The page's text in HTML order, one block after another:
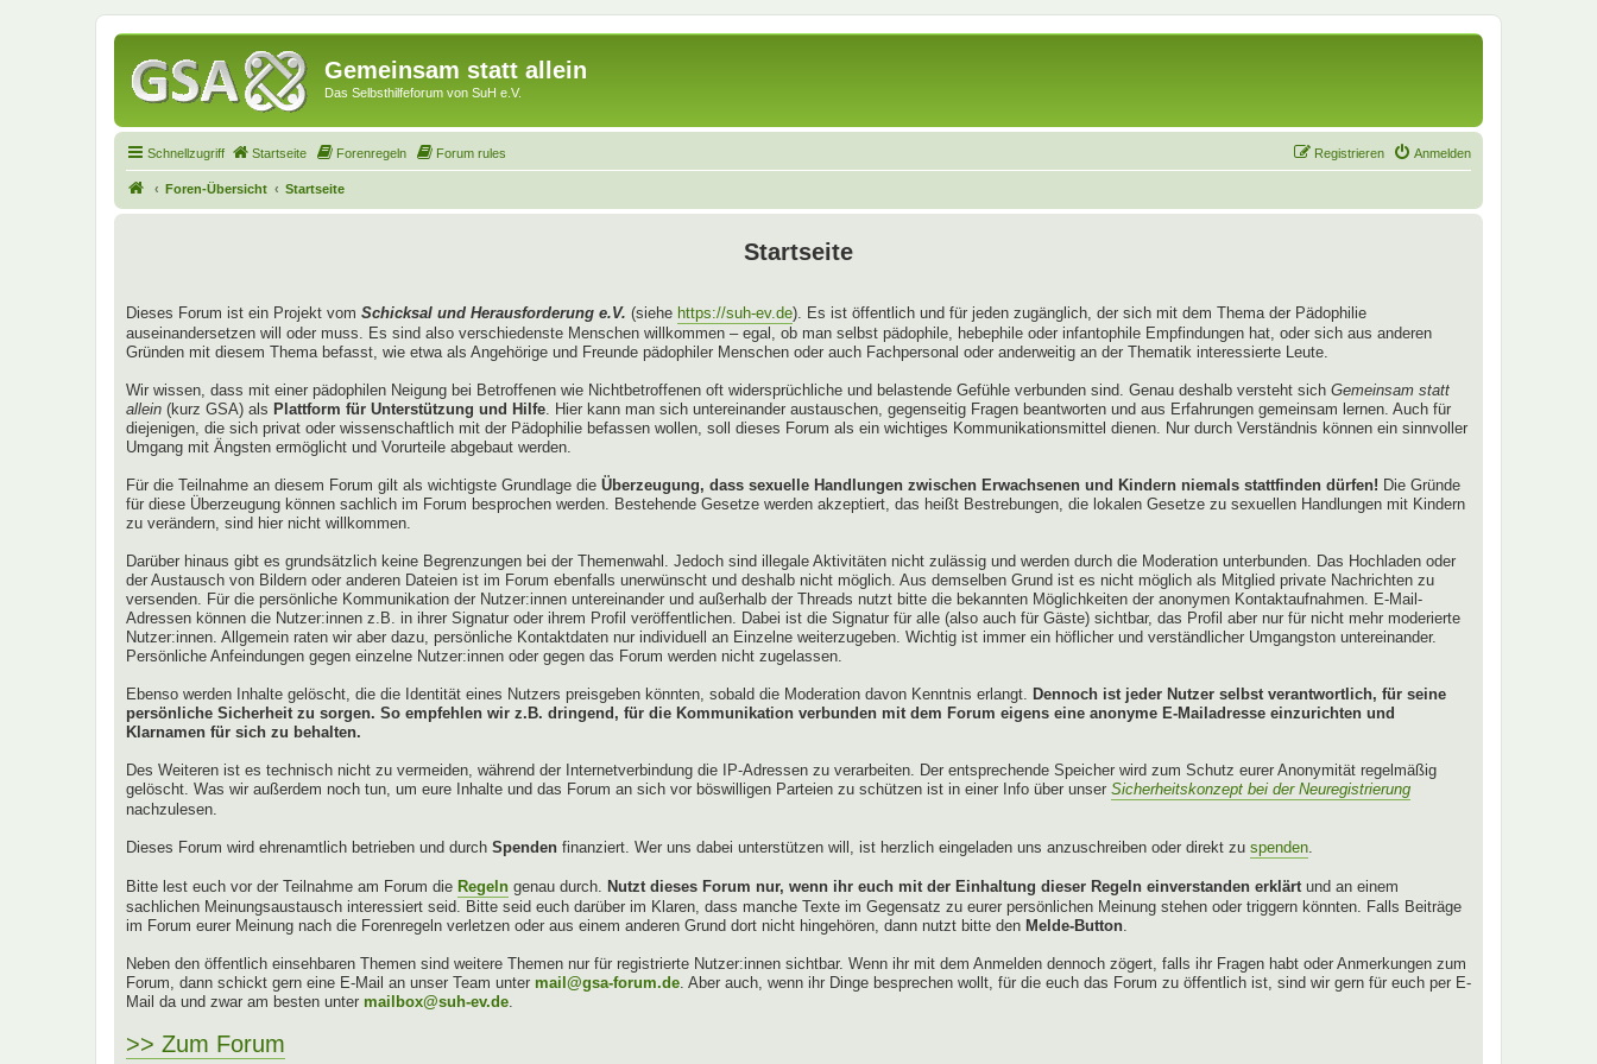
Gemeinsam statt allein
Das Selbsthilfeforum von SuH e.V.
Schnellzugriff Startseite Forenregeln Forum rules Anmelden
Registrieren
Foren-Übersicht Startseite
Startseite
Dieses Forum ist ein Projekt vom Schicksal und Herausforderung e.V. (siehe https://suh-ev.de). Es ist öffentlich und für jeden zugänglich, der sich mit dem Thema der Pädophilie
auseinandersetzen will oder muss. Es sind also verschiedenste Menschen willkommen – egal, ob man selbst pädophile, hebephile oder infantophile Empfindungen hat, oder sich aus anderen
Gründen mit diesem Thema befasst, wie etwa als Angehörige und Freunde pädophiler Menschen oder auch Fachpersonal oder anderweitig an der Thematik interessierte Leute.
Wir wissen, dass mit einer pädophilen Neigung bei Betroffenen wie Nichtbetroffenen oft widersprüchliche und belastende Gefühle verbunden sind. Genau deshalb versteht sich Gemeinsam statt
allein (kurz GSA) als Plattform für Unterstützung und Hilfe . Hier kann man sich untereinander austauschen, gegenseitig Fragen beantworten und aus Erfahrungen gemeinsam lernen. Auch für
diejenigen, die sich privat oder wissenschaftlich mit der Pädophilie befassen wollen, soll dieses Forum als ein wichtiges Kommunikationsmittel dienen. Nur durch Verständnis können ein sinnvoller
Umgang mit Ängsten ermöglicht und Vorurteile abgebaut werden.
Für die Teilnahme an diesem Forum gilt als wichtigste Grundlage die Überzeugung, dass sexuelle Handlungen zwischen Erwachsenen und Kindern niemals stattfinden dürfen! Die Gründe
für diese Überzeugung können sachlich im Forum besprochen werden. Bestehende Gesetze werden akzeptiert, das heißt Bestrebungen, die lokalen Gesetze zu sexuellen Handlungen mit Kindern
zu verändern, sind hier nicht willkommen.
Darüber hinaus gibt es grundsätzlich keine Begrenzungen bei der Themenwahl. Jedoch sind illegale Aktivitäten nicht zulässig und werden durch die Moderation unterbunden. Das Hochladen oder
der Austausch von Bildern oder anderen Dateien ist im Forum ebenfalls unerwünscht und deshalb nicht möglich. Aus demselben Grund ist es nicht möglich als Mitglied private Nachrichten zu
versenden. Für die persönliche Kommunikation der Nutzer:innen untereinander und außerhalb der Threads nutzt bitte die bekannten Möglichkeiten der anonymen Kontaktaufnahmen. E-Mail-
Adressen können die Nutzer:innen z.B. in ihrer Signatur oder ihrem Profil veröffentlichen. Dabei ist die Signatur für alle (also auch für Gäste) sichtbar, das Profil aber nur für nicht mehr moderierte
Nutzer:innen. Allgemein raten wir aber dazu, persönliche Kontaktdaten nur individuell an Einzelne weiterzugeben. Wichtig ist immer ein höflicher und verständlicher Umgangston untereinander.
Persönliche Anfeindungen gegen einzelne Nutzer:innen oder gegen das Forum werden nicht zugelassen.
Ebenso werden Inhalte gelöscht, die die Identität eines Nutzers preisgeben könnten, sobald die Moderation davon Kenntnis erlangt. Dennoch ist jeder Nutzer selbst verantwortlich, für seine
persönliche Sicherheit zu sorgen. So empfehlen wir z.B. dringend, für die Kommunikation verbunden mit dem Forum eigens eine anonyme E-Mailadresse einzurichten und
Klarnamen für sich zu behalten.
Des Weiteren ist es technisch nicht zu vermeiden, während der Internetverbindung die IP-Adressen zu verarbeiten. Der entsprechende Speicher wird zum Schutz eurer Anonymität regelmäßig
gelöscht. Was wir außerdem noch tun, um eure Inhalte und das Forum an sich vor böswilligen Parteien zu schützen ist in einer Info über unser Sicherheitskonzept bei der Neuregistrierung
nachzulesen.
Dieses Forum wird ehrenamtlich betrieben und durch Spenden finanziert. Wer uns dabei unterstützen will, ist herzlich eingeladen uns anzuschreiben oder direkt zu spenden
Bitte lest euch vor der Teilnahme am Forum die Regeln genau durch. Nutzt dieses Forum nur, wenn ihr euch mit der Einhaltung dieser Regeln einverstanden erklärt und an einem
sachlichen Meinungsaustausch interessiert seid. Bitte seid euch darüber im Klaren, dass manche Texte im Gegensatz zu eurer persönlichen Meinung stehen oder triggern könnten. Falls Beiträge
im Forum eurer Meinung nach die Forenregeln verletzen oder aus einem anderen Grund dort nicht hingehören, dann nutzt bitte den Melde-Button
Neben den öffentlich einsehbaren Themen sind weitere Themen nur für registrierte Nutzer:innen sichtbar. Wenn ihr mit dem Anmelden dennoch zögert, falls ihr Fragen habt oder Anmerkungen zum
Forum, dann schickt gern eine E-Mail an unser Team unter mail@gsa-forum.de . Aber auch, wenn ihr Dinge besprechen wollt, für die euch das Forum zu öffentlich ist, sind wir gern für euch per E-
Mail da und zwar am besten unter mailbox@suh-ev.de
>> Zum Forum